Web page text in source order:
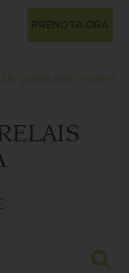
PRENOTA ORA
guida alle mostre